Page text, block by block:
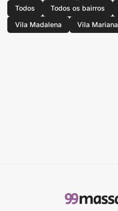
Todos
Todos os bairros
Vila Madalena
Vila Mariana